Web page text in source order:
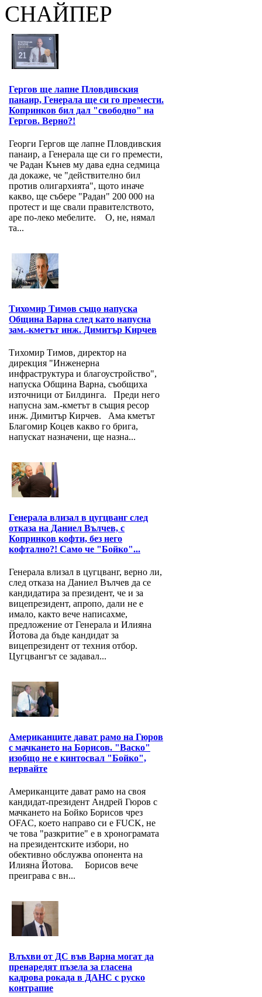
СНАЙПЕР
Гергов ще лапне Пловдивския
панаир, Генерала ще си го премести.
Копринков бил дал "свободно" на
Гергов. Верно?!
Георги Гергов ще лапне Пловдивския
панаир, а Генерала ще си го премести,
че Радан Кънев му дава една седмица
да докаже, че "действително бил
против олигархията", щото иначе
какво, ще събере "Радан" 200 000 на
протест и ще свали правителството,
аре по-леко мебелите. О, не, нямал
та...
Тихомир Тимов също напуска
Община Варна след като напусна
зам.-кметът инж. Димитър Кирчев
Тихомир Тимов, директор на
дирекция "Инженерна
инфраструктура и благоустройство",
напуска Община Варна, съобщиха
източници от Билдинга. Преди него
напусна зам.-кметът в същия ресор
инж. Димитър Кирчев. Ама кметът
Благомир Коцев какво го брига,
напускат назначени, ще назна...
Генерала влизал в цугцванг след
отказа на Даниел Вълчев, с
Копринков кофти, без него
кофтално?! Само че "Бойко"...
Генерала влизал в цугцванг, верно ли,
след отказа на Даниел Вълчев да се
кандидатира за президент, че и за
вицепрезидент, апропо, дали не е
имало, както вече написахме,
предложение от Генерала и Илияна
Йотова да бъде кандидат за
вицепрезидент от техния отбор.
Цугцвангът се задавал...
Американците дават рамо на Гюров
с мачкането на Борисов. "Васко"
изобщо не е кинтосвал "Бойко",
вервайте
Американците дават рамо на своя
кандидат-президент Андрей Гюров с
мачкането на Бойко Борисов чрез
OFAC, което направо си е FUCK, не
че това "разкритие" е в хронограмата
на президентските избори, но
обективно обслужва опонента на
Илияна Йотова. Борисов вече
преиграва с вн...
Влъхви от ДС във Варна могат да
пренаредят пъзела за гласена
кадрова рокада в ДАНС с руско
контрапие